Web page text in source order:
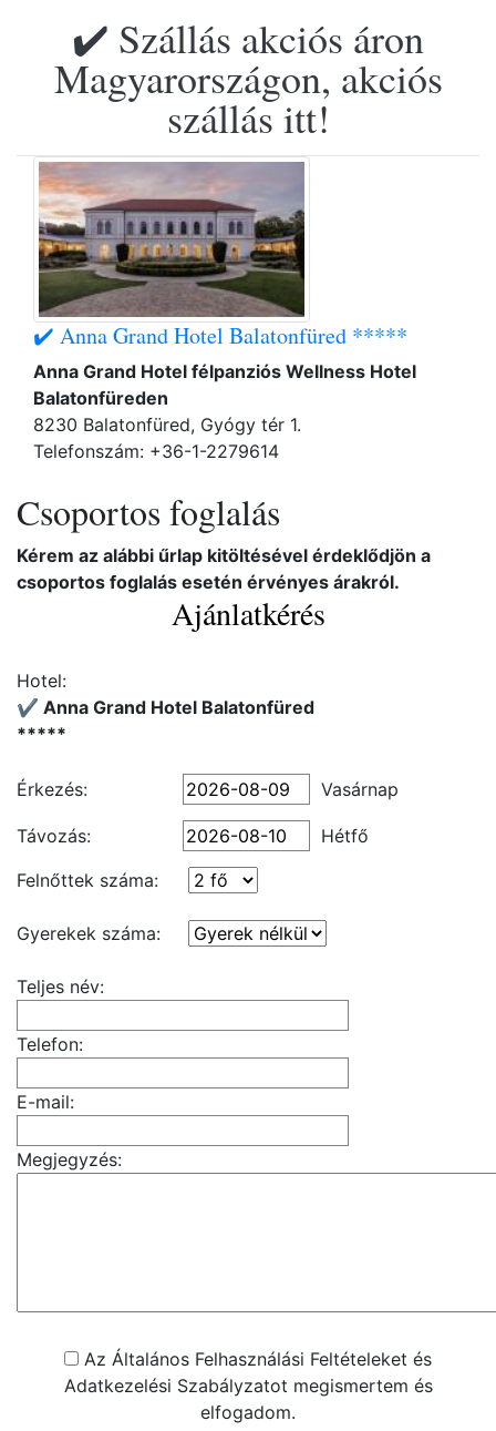
✔️ Szállás akciós áron
Magyarországon, akciós
szállás itt!
✔️ Anna Grand Hotel Balatonfüred *****
Anna Grand Hotel félpanziós Wellness Hotel
Balatonfüreden
8230 Balatonfüred, Gyógy tér 1.
Telefonszám: +36-1-2279614
Csoportos foglalás
Kérem az alábbi űrlap kitöltésével érdeklődjön a
csoportos foglalás esetén érvényes árakról.
Ajánlatkérés
Hotel:
✔️ Anna Grand Hotel Balatonfüred
*****
Érkezés: Vasárnap
Távozás:
Hétfő
Felnőttek száma:
Gyerekek száma:
Teljes név:
Telefon:
E-mail:
Megjegyzés:
Az Általános Felhasználási Feltételeket és
Adatkezelési Szabályzatot megismertem és
elfogadom.